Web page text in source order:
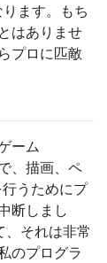
ます。もち
はありませ
プロに匹敵
ーム
、描画、ペ
うためにプ
断しまし
、それは非常
のプログラ